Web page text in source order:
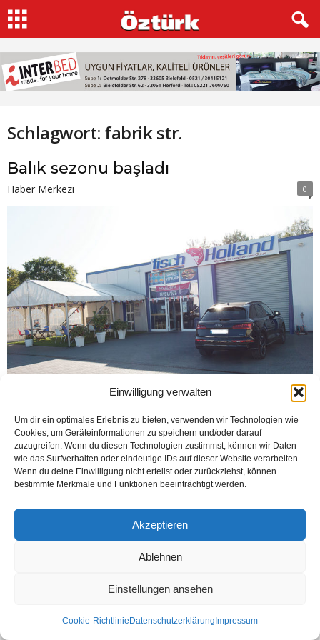
Einwilligung verwalten
Um dir ein optimales Erlebnis zu bieten, verwenden wir Technologien wie
Cookies, um Geräteinformationen zu speichern und/oder darauf
zuzugreifen. Wenn du diesen Technologien zustimmst, können wir Daten
wie das Surfverhalten oder eindeutige IDs auf dieser Website verarbeiten.
Wenn du deine Einwilligung nicht erteilst oder zurückziehst, können
bestimmte Merkmale und Funktionen beeinträchtigt werden.
Akzeptieren
Ablehnen
Einstellungen ansehen
Cookie-Richtlinie Datenschutzerklärung Impressum
Schlagwort: fabrik str.
Balık sezonu başladı
Haber Merkezi 0
BRACKWEDE (Öztürk) DENİZ ürünleri toptancısı Fisch Holland, her hafta
Cumartesi Bielefeld-Kesselbrink’deki Pazar Yeri ve Fabrik str. 19, 33659
Bielefeld adresindeki satış büfesinde, balık çeşitlerini sunuyor. A’dan...
Weiterlesen
Kontakt Datenschutzerklärung
Impressum
© Öztürk Gazetesi 1986 – 2026